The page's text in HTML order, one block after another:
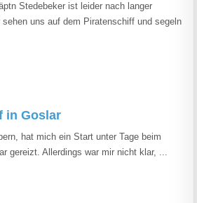
Stedebeker ist leider nach langer
uns auf dem Piratenschiff und segeln
in Goslar
hat mich ein Start unter Tage beim
gereizt. Allerdings war mir nicht klar, ...